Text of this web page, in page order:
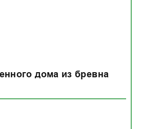
дома из бревна